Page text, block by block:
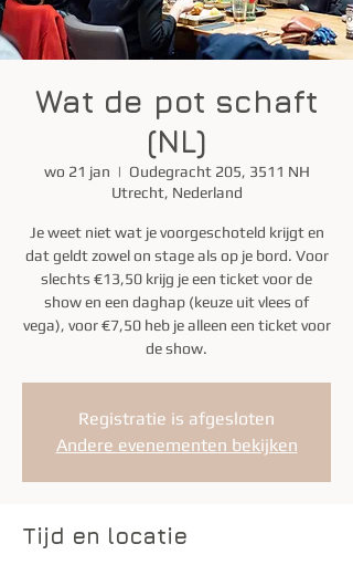
Wat de pot schaft
(NL)
wo 21 jan
  |
Oudegracht 205, 3511 NH
Utrecht, Nederland
Je weet niet wat je voorgeschoteld krijgt en
dat geldt zowel on stage als op je bord. Voor
slechts €13,50 krijg je een ticket voor de
show en een daghap (keuze uit vlees of
vega), voor €7,50 heb je alleen een ticket voor
de show.
Registratie is afgesloten
Andere evenementen bekijken
Tijd en locatie